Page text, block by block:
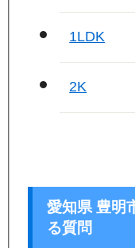
1LDK
2K
愛知県 豊明
る質問